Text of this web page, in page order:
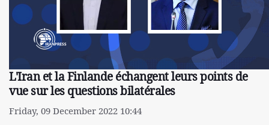
L'Iran et la Finlande échangent leurs points de
vue sur les questions bilatérales
Friday, 09 December 2022 10:44